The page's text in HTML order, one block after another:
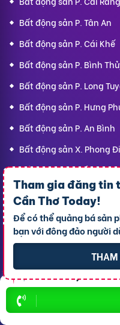
Tham gia đăng tin
Cần Thơ Today!
Để có thể quảng bá sản
bạn với đông đảo người
THAM
Bất động sản P. Tân An
Bất động sản P. Cái Khế
Bất động sản P. Bình
Bất động sản P. Long
Bất động sản P. Hưng
Bất động sản P. An Bình
Bất động sản X. Phong
Bất động sản P. Ô Môn
Dịch vụ
thông dụng
Cho thuê phòng trọ
Xe tải chở thuê